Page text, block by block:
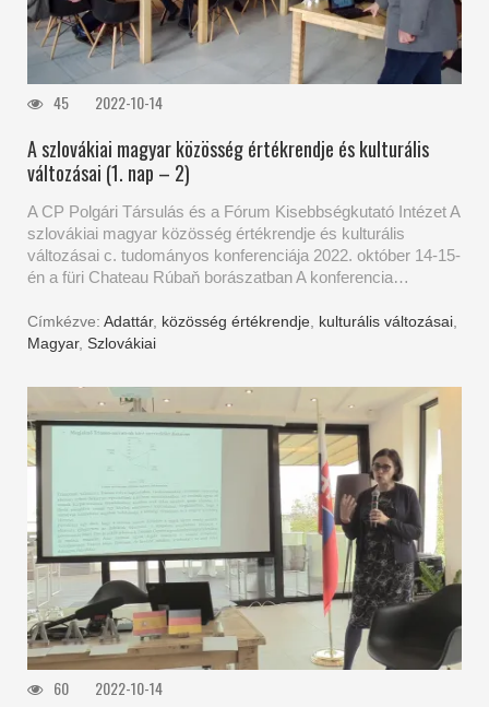
45 2022-10-14
A szlovákiai magyar közösség értékrendje és kulturális
változásai (1. nap – 2)
A CP Polgári Társulás és a Fórum Kisebbségkutató Intézet A
szlovákiai magyar közösség értékrendje és kulturális
változásai c. tudományos konferenciája 2022. október 14-15-
én a füri Chateau Rúbaň borászatban A konferencia…
Címkézve: Adattár, közösség értékrendje kulturális változásai
Magyar, Szlovákiai
60 2022-10-14